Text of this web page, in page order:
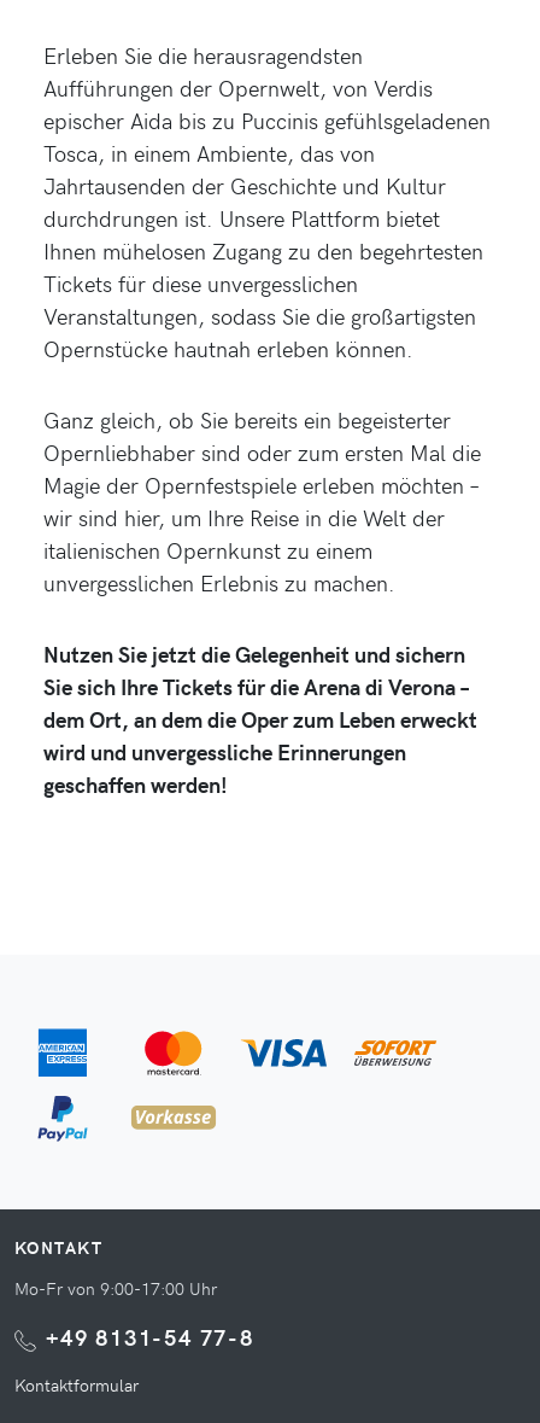
Erleben Sie die herausragendsten
Aufführungen der Opernwelt, von Verdis
epischer Aida bis zu Puccinis gefühlsgeladenen
Tosca, in einem Ambiente, das von
Jahrtausenden der Geschichte und Kultur
durchdrungen ist. Unsere Plattform bietet
Ihnen mühelosen Zugang zu den begehrtesten
Tickets für diese unvergesslichen
Veranstaltungen, sodass Sie die großartigsten
Opernstücke hautnah erleben können.
Ganz gleich, ob Sie bereits ein begeisterter
Opernliebhaber sind oder zum ersten Mal die
Magie der Opernfestspiele erleben möchten –
wir sind hier, um Ihre Reise in die Welt der
italienischen Opernkunst zu einem
unvergesslichen Erlebnis zu machen.
Nutzen Sie jetzt die Gelegenheit und sichern
Sie sich Ihre Tickets für die Arena di Verona –
dem Ort, an dem die Oper zum Leben erweckt
wird und unvergessliche Erinnerungen
geschaffen werden!
KONTAKT
Mo-Fr von 9:00-17:00 Uhr
+49 8131-54 77-8
Kontaktformular